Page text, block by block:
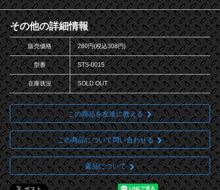
その他の詳細情報
販売価格 280円(税込308円)
型番 STS-0015
在庫状況 SOLD OUT
この商品を友達に教える
この商品について問い合わせる
返品について